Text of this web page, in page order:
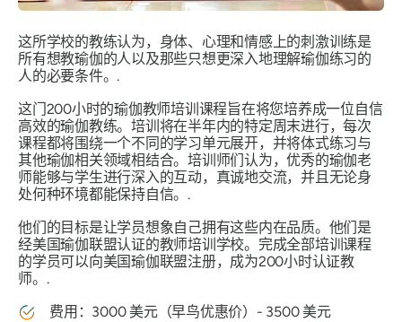
这所学校的教练认为，身体、心理和情感上的刺激训练是
所有想教瑜伽的人以及那些只想更深入地理解瑜伽练习的
人的必要条件。.
这门200小时的瑜伽教师培训课程旨在将您培养成一位自信
高效的瑜伽教练。培训将在半年内的特定周末进行，每次
课程都将围绕一个不同的学习单元展开，并将体式练习与
其他瑜伽相关领域相结合。培训师们认为，优秀的瑜伽老
师能够与学生进行深入的互动，真诚地交流，并且无论身
处何种环境都能保持自信。.
他们的目标是让学员想象自己拥有这些内在品质。他们是
经美国瑜伽联盟认证的教师培训学校。完成全部培训课程
的学员可以向美国瑜伽联盟注册，成为200小时认证教
师。.
费用：3000 美元（早鸟优惠价）- 3500 美元